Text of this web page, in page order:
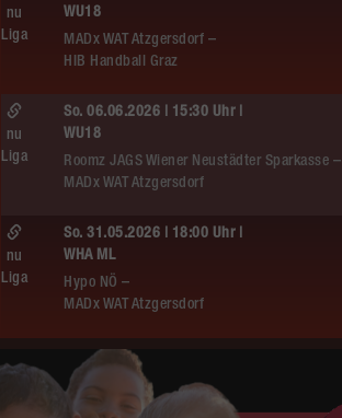
WU18
MADx WAT Atzgersdorf –
HIB Handball Graz
nu
Liga
So. 06.06.2026 | 15:30 Uhr |
WU18
Roomz JAGS Wiener Neustädter Sparkasse –
MADx WAT Atzgersdorf
nu
Liga
So. 31.05.2026 | 18:00 Uhr |
WHA ML
Hypo NÖ –
MADx WAT Atzgersdorf
nu
Liga